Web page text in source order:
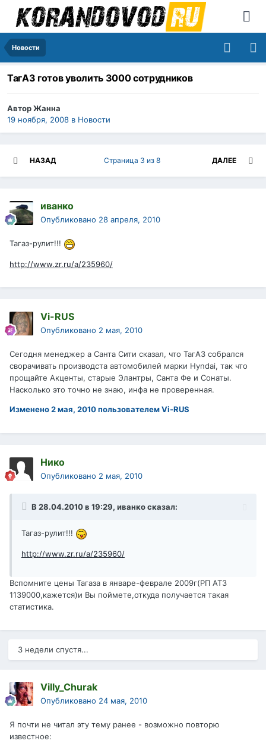
Новости
ТагАЗ готов уволить 3000 сотрудников
АвторЖанна
19 ноября, 2008 в Новости
НАЗАД ДАЛЕЕ
Страница 3 из 8
иванко
Опубликовано 28 апреля, 2010
Тагаз-рулит!!!
http://www.zr.ru/a/235960/
Vi-RUS
Опубликовано 2 мая, 2010
Сегодня менеджер а Санта Сити сказал, что ТагАЗ собрался
сворачивать производста автомобилей марки Hyndai, так что
прощайте Акценты, старые Элантры, Санта Фе и Сонаты.
Насколько это точно не знаю, инфа не проверенная.
Изменено2 мая, 2010пользователем Vi-RUS
Нико
Опубликовано 2 мая, 2010
В 28.04.2010 в 19:29, иванко сказал:
Тагаз-рулит!!!
http://www.zr.ru/a/235960/
Вспомните цены Тагаза в январе-феврале 2009г(РП АТЗ
1139000,кажется)и Вы поймете,откуда получается такая
статистика.
3 недели спустя...
Villy_Churak
Опубликовано 24 мая, 2010
Я почти не читал эту тему ранее - возможно повторю
известное: